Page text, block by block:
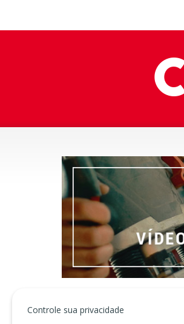
Controle sua privacidade